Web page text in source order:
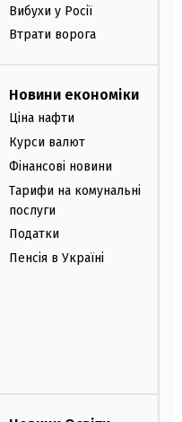
Вибухи у Росії
Втрати ворога
Новини економіки
Ціна нафти
Курси валют
Фінансові новини
Тарифи на комунальні
послуги
Податки
Пенсія в Україні